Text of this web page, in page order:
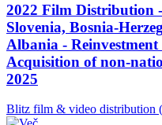
2022 Film Distribution
Slovenia, Bosnia-
Albania -
Acquisition of non-
2025
Blitz film & video distribution